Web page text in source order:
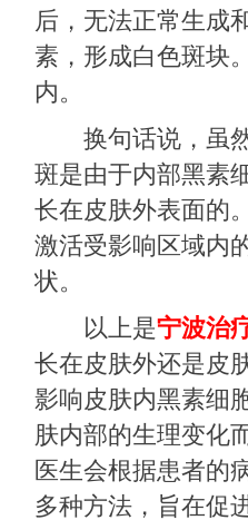
后，无法正常生成
素，形成白色斑块
内。
换句话说，虽然
斑是由于内部黑素
长在皮肤外表面的
激活受影响区域内
状。
以上是宁波治
长在皮肤外还是皮
影响皮肤内黑素细
肤内部的生理变化
医生会根据患者的
多种方法，旨在促